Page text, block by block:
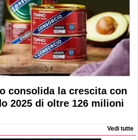
consolida la crescita con
2025 di oltre 126 milioni
Vedi tutte